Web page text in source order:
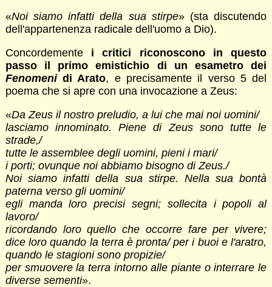
«Noi siamo infatti della sua stirpe» (sta discutendo
dell'appartenenza radicale dell'uomo a Dio).
Concordemente i critici riconoscono in questo
passo il primo emistichio di un esametro dei
Fenomenidi Arato, e precisamente il verso 5 del
poema che si apre con una invocazione a Zeus:
«Da Zeus il nostro preludio, a lui che mai noi uomini/
lasciamo innominato. Piene di Zeus sono tutte le
strade,/
tutte le assemblee degli uomini, pieni i mari/
i porti; ovunque noi abbiamo bisogno di Zeus./
Noi siamo infatti della sua stirpe. Nella sua bontà
paterna verso gli uomini/
egli manda loro precisi segni; sollecita i popoli al
lavoro/
ricordando loro quello che occorre fare per vivere;
dice loro quando la terra è pronta/ per i buoi e l'aratro,
quando le stagioni sono propizie/
per smuovere la terra intorno alle piante o interrare le
diverse sementi».